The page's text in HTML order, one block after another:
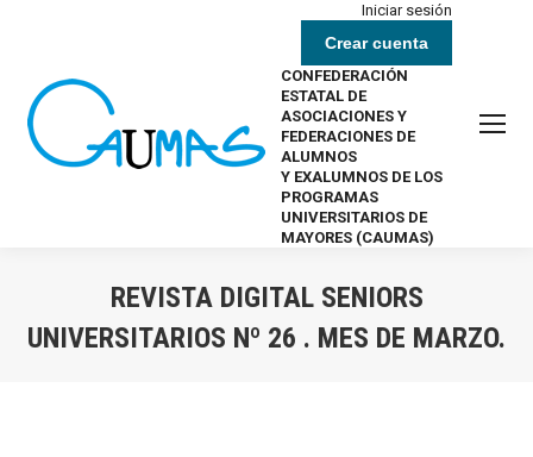
Iniciar sesión
Crear cuenta
CONFEDERACIÓN
ESTATAL DE
ASOCIACIONES Y
FEDERACIONES DE
ALUMNOS
Y EXALUMNOS DE LOS
PROGRAMAS
UNIVERSITARIOS DE
MAYORES (CAUMAS)
REVISTA DIGITAL SENIORS
UNIVERSITARIOS Nº 26 . MES DE MARZO.